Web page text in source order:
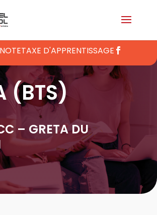
TAXE D'APPRENTISSAGE
(BTS)
– GRETA DU